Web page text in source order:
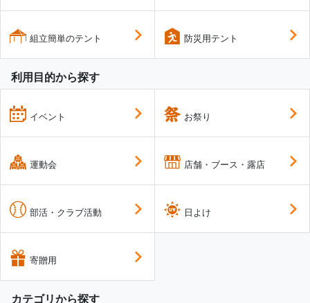
組立簡単のテント 防災用テント
利用目的から探す
イベント
運動会
部活・クラブ活動
寄贈用
お祭り
店舗・ブース・露店
日よけ
カテゴリから探す